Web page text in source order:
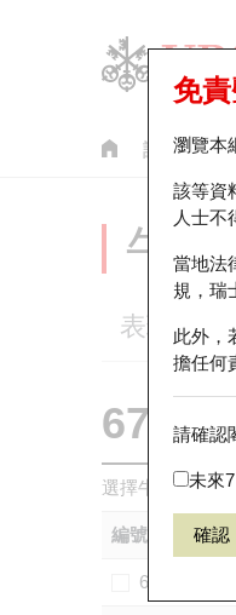
認股證
免責
瀏覽本
該等資
人士不
當地法
規，瑞
此外，
擔任何
請確認
未來
確認
牛
表現
67438
選擇牛熊證作比
編號
60102